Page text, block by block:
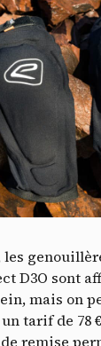
les
D3O sont
mais on
tarif de 78
remise